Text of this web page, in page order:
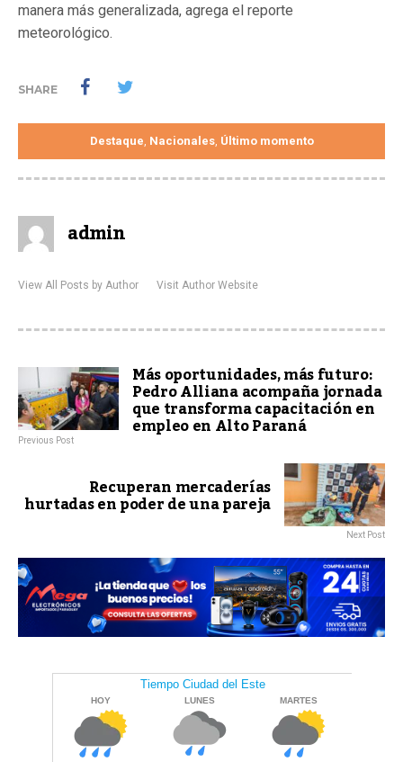
manera más generalizada, agrega el reporte
meteorológico.
SHARE
Destaque, Nacionales, Último momento
admin
View All Posts by Author Visit Author Website
Más oportunidades, más futuro:
Pedro Alliana acompaña jornada
que transforma capacitación en
empleo en Alto Paraná
Previous Post
Recuperan mercaderías
hurtadas en poder de una pareja
Next Post